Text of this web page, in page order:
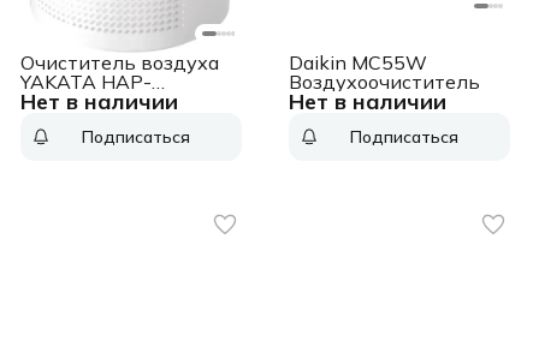
Нет в наличии
Очиститель воздуха
YAKATA HAP-
Y230S01E FUNAI
Подписаться
Нет в наличии
Daikin MC55W
Воздухоочиститель
Подписаться